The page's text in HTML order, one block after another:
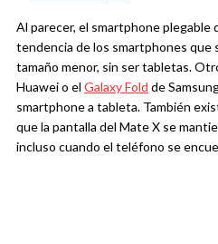
Al parecer, el smartphone plegable
tendencia de los smartphones que
tamaño menor, sin ser tabletas.
Huawei o el Galaxy Fold de
smartphone a tableta. También
que la pantalla del Mate X se
incluso cuando el teléfono se